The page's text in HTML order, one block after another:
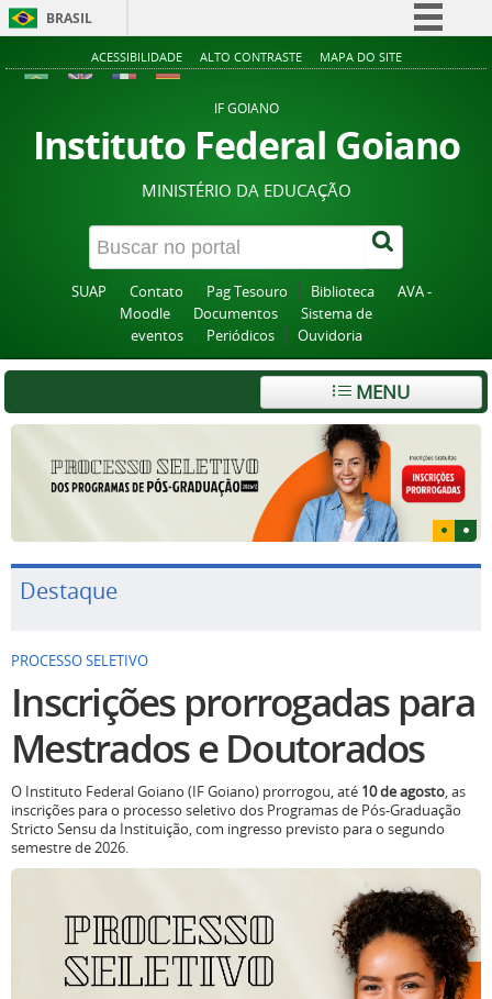
BRASIL
Simplifique!
Acesso à informação
Legislação
Canais
ACESSIBILIDADE ALTO CONTRASTE MAPA DO SITE
IF GOIANO
Instituto Federal Goiano
MINISTÉRIO DA EDUCAÇÃO
SUAP Contato Pag Tesouro Biblioteca
AVA -
Moodle
Documentos
Sistema de
eventos
Periódicos Ouvidoria
MENU
Destaque
PROCESSO SELETIVO
Inscrições prorrogadas para
Mestrados e Doutorados
O Instituto Federal Goiano (IF Goiano) prorrogou, até 10 de agosto, as
inscrições para o processo seletivo dos Programas de Pós-Graduação
Stricto Sensu da Instituição, com ingresso previsto para o segundo
semestre de 2026.